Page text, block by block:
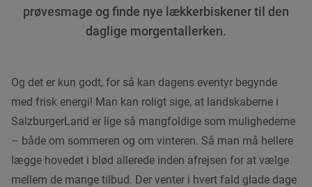
prøvesmage og finde nye lækkerbiskener til den
daglige morgentallerken.
Og det er kun godt, for så kan dagens eventyr begynde
med frisk energi! Man kan roligt sige, at landskaberne i
SalzburgerLand er lige så mangfoldige som mulighederne
– både om sommeren og om vinteren. Så man må hellere
lægge hovedet i blød allerede inden afrejsen for at vælge
mellem de mange tilbud. Der venter i hvert fald glade dage